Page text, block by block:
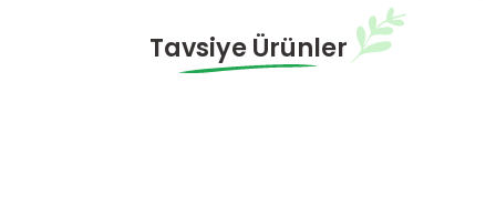
Tavsiye Ürünler